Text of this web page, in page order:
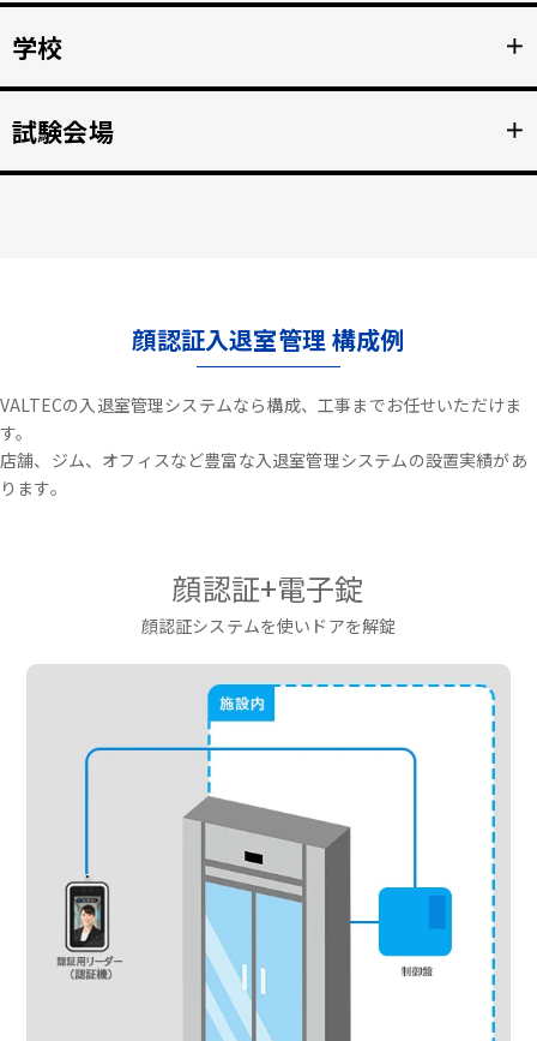
検知、スマホへの着信アラートで重大事故を防止。
詳細を見る >>
学校 ＋
詳細を見る >>
試験会場 ＋
顔認証入退室管理 構成例
VALTECの入退室管理システムなら構成、工事までお任せいただけま
す。
店舗、ジム、オフィスなど豊富な入退室管理システムの設置実績があ
ります。
顔認証+電子錠
顔認証システムを使いドアを解錠